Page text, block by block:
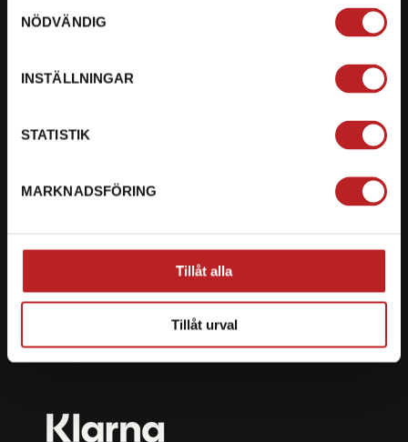
NÖDVÄNDIG
INSTÄLLNINGAR
STATISTIK
MARKNADSFÖRING
Tillåt alla
Tillåt urval
Org. nummer: 5566689278
Ryckepungsvägen 3, 79177 Falun
Vi erbjuder flera olika betalsätt. Dina köp är alltid
skyddade med krypteringsteknik.